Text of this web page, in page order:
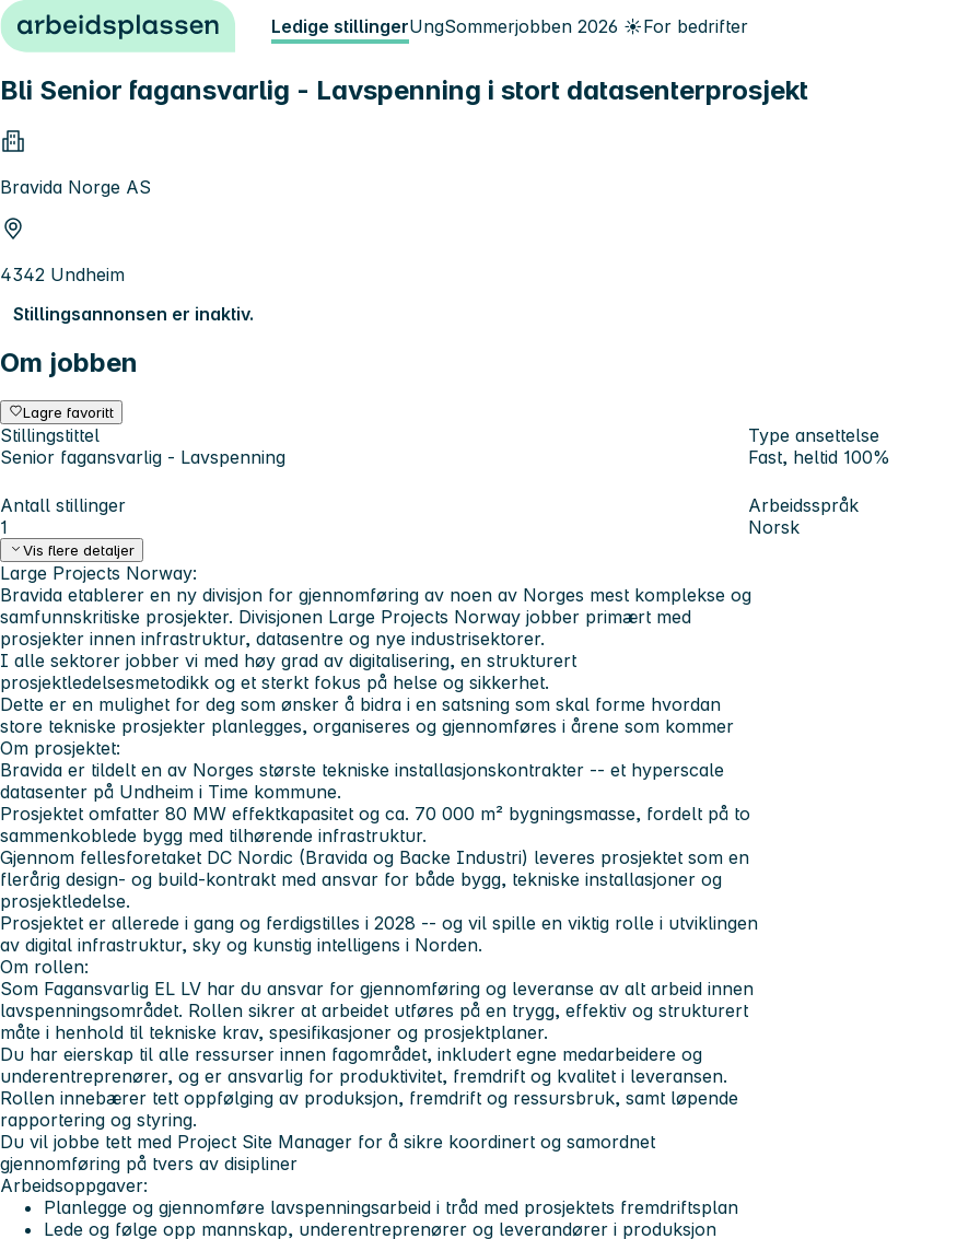
Hopp til innhold Ledige stillingerUngSommerjobben 2026 ☀️For bedrifter
Bli Senior fagansvarlig - Lavspenning i stort datasenterprosjekt
Bravida Norge AS
4342 Undheim
Stillingsannonsen er inaktiv.
Om jobben
Lagre favoritt
Stillingstittel
Senior fagansvarlig - Lavspenning
Type ansettelse
Fast, heltid 100%
Antall stillinger
1
Arbeidsspråk
Norsk
Vis flere detaljer
Large Projects Norway:
Bravida etablerer en ny divisjon for gjennomføring av noen av Norges mest komplekse og
samfunnskritiske prosjekter. Divisjonen Large Projects Norway jobber primært med
prosjekter innen infrastruktur, datasentre og nye industrisektorer.
I alle sektorer jobber vi med høy grad av digitalisering, en strukturert
prosjektledelsesmetodikk og et sterkt fokus på helse og sikkerhet.
Dette er en mulighet for deg som ønsker å bidra i en satsning som skal forme hvordan
store tekniske prosjekter planlegges, organiseres og gjennomføres i årene som kommer
Om prosjektet:
Bravida er tildelt en av Norges største tekniske installasjonskontrakter -- et hyperscale
datasenter på Undheim i Time kommune.
Prosjektet omfatter 80 MW effektkapasitet og ca. 70 000 m² bygningsmasse, fordelt på to
sammenkoblede bygg med tilhørende infrastruktur.
Gjennom fellesforetaket DC Nordic (Bravida og Backe Industri) leveres prosjektet som en
flerårig design- og build-kontrakt med ansvar for både bygg, tekniske installasjoner og
prosjektledelse.
Prosjektet er allerede i gang og ferdigstilles i 2028 -- og vil spille en viktig rolle i utviklingen
av digital infrastruktur, sky og kunstig intelligens i Norden.
Om rollen:
Som Fagansvarlig EL LV har du ansvar for gjennomføring og leveranse av alt arbeid innen
lavspenningsområdet. Rollen sikrer at arbeidet utføres på en trygg, effektiv og strukturert
måte i henhold til tekniske krav, spesifikasjoner og prosjektplaner.
Du har eierskap til alle ressurser innen fagområdet, inkludert egne medarbeidere og
underentreprenører, og er ansvarlig for produktivitet, fremdrift og kvalitet i leveransen.
Rollen innebærer tett oppfølging av produksjon, fremdrift og ressursbruk, samt løpende
rapportering og styring.
Du vil jobbe tett med Project Site Manager for å sikre koordinert og samordnet
gjennomføring på tvers av disipliner
Arbeidsoppgaver:
Planlegge og gjennomføre lavspenningsarbeid i tråd med prosjektets fremdriftsplan
Lede og følge opp mannskap, underentreprenører og leverandører i produksjon